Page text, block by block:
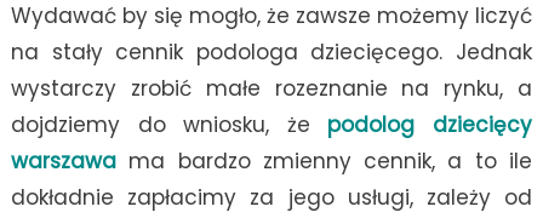
Wydawać by się mogło, że zawsze możemy liczyć
na stały cennik podologa dziecięcego. Jednak
wystarczy zrobić małe rozeznanie na rynku, a
dojdziemy do wniosku, że podolog dziecięcy
warszawama bardzo zmienny cennik, a to ile
dokładnie zapłacimy za jego usługi, zależy od